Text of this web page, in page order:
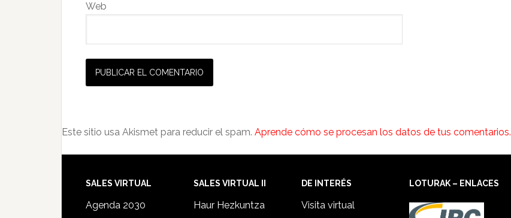
Web
Este sitio usa Akismet para reducir el spam. Aprende cómo se procesan los datos de tus comentarios.
SALES VIRTUAL
Agenda 2030
SALES VIRTUAL II
Haur Hezkuntza
DE INTERÉS
Visita virtual
LOTURAK – ENLACES